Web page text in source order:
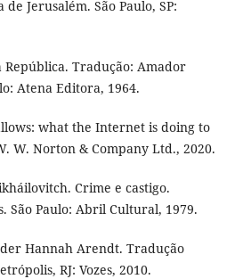
Jerusalém. São Paulo, SP:
República. Tradução: Amador
Atena Editora, 1964.
what the Internet is doing to
W. Norton & Company Ltd., 2020.
Crime e castigo.
São Paulo: Abril Cultural, 1979.
Hannah Arendt. Tradução
RJ: Vozes, 2010.